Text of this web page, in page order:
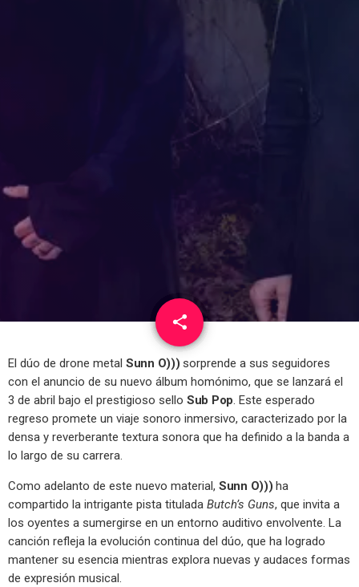
share
email
El dúo de drone metal Sunn O))) sorprende a sus seguidores
con el anuncio de su nuevo álbum homónimo, que se lanzará el
3 de abril bajo el prestigioso sello Sub Pop. Este esperado
regreso promete un viaje sonoro inmersivo, caracterizado por la
densa y reverberante textura sonora que ha definido a la banda a
lo largo de su carrera.
Como adelanto de este nuevo material, Sunn O))) ha
compartido la intrigante pista titulada Butch’s Guns, que invita a
los oyentes a sumergirse en un entorno auditivo envolvente. La
canción refleja la evolución continua del dúo, que ha logrado
mantener su esencia mientras explora nuevas y audaces formas
de expresión musical.